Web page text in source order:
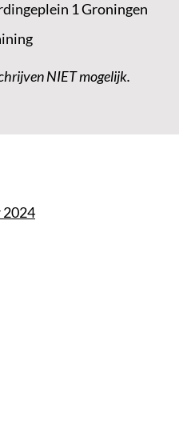
1 Groningen
NIET mogelijk.
2024